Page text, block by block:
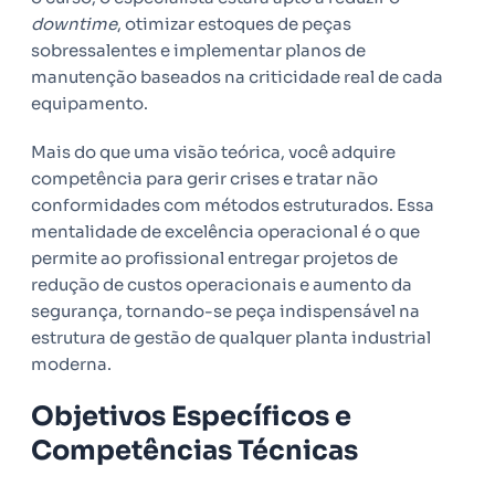
downtime, otimizar estoques de peças
sobressalentes e implementar planos de
manutenção baseados na criticidade real de cada
equipamento.
Mais do que uma visão teórica, você adquire
competência para gerir crises e tratar não
conformidades com métodos estruturados. Essa
mentalidade de excelência operacional é o que
permite ao profissional entregar projetos de
redução de custos operacionais e aumento da
segurança, tornando-se peça indispensável na
estrutura de gestão de qualquer planta industrial
moderna.
Objetivos Específicos e
Competências Técnicas